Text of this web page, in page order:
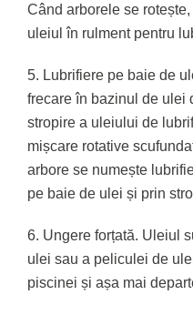
Când arborele se
uleiul în rulment pentru
5. Lubrifiere pe baie de
frecare în bazinul de ulei
stropire a uleiului de
mișcare rotative
arbore se numește
pe baie de ulei și prin
6. Ungere forțată. Uleiul
ulei sau a peliculei de
piscinei și așa mai